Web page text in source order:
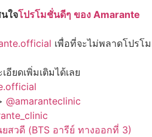
ใจโปรโมชั่นดีๆ ของ Amarante
เพื่อที่จะไม่พลาดโปรโม
ยดเพิ่มเติมได้เลย
@amaranteclinic
สวดี (BTS อารีย์ ทางออกที่ 3)